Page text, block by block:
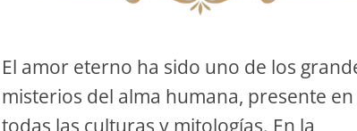
El amor eterno ha sido uno de los
misterios del alma humana, presente en
todas las culturas y mitologías. En la